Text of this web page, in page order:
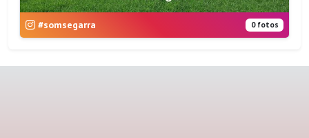
#somsegarra 0 fotos